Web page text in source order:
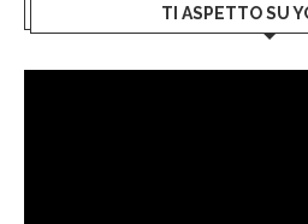
TI ASPETTO SU